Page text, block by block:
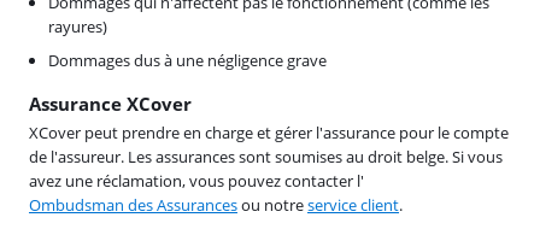
rayures)
Dommages dus à une négligence grave
Assurance XCover
XCover peut prendre en charge et gérer l'assurance pour le compte
de l'assureur. Les assurances sont soumises au droit belge. Si vous
avez une réclamation, vous pouvez contacter l'
Ombudsman des Assurancesou notreservice client.